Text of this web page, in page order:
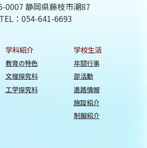
0007 静岡県藤枝市潮87
TEL：054-641-6693
学科紹介
教育の特色
文理探究科
工学探究科
学校生活
年間行事
部活動
進路情報
施設紹介
制服紹介